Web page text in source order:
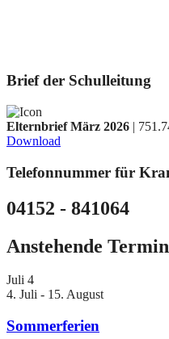
Brief der Schulleitung
Elternbrief März 2026 |
Download
Telefonnummer für
04152 - 841064
Anstehende
Juli 4
4. Juli - 15. August
Sommerferien